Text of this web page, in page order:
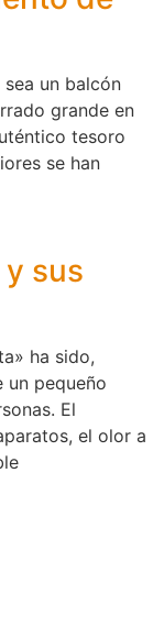
un balcón
grande en
tesoro
se han
sus
ha sido,
un pequeño
El
el olor a